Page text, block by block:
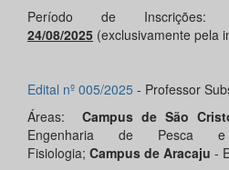
Período de Inscrições:
24/08/2025 (exclusivamente pela
Edital nº 005/2025 - Professor
Áreas:
Campus de São
Engenharia de Pesca e
Fisiologia; Campus de Aracaju -